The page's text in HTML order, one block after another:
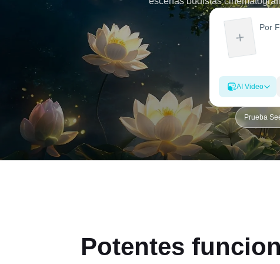
habilidades de edición. Ya
WhatsApp o para compartir
AI Video
Prueba
Potentes